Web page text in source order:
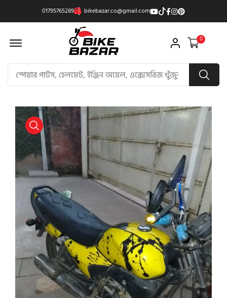
01795765289 bikebazar.co@gmail.com
Offcanvas Menu Open 0
product view